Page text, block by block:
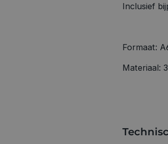
Inclusief
Formaat:
Materiaal: